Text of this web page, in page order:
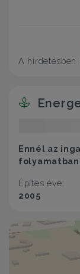
A hirdetésben
Ennél az
folyamatban
Építés éve:
2005